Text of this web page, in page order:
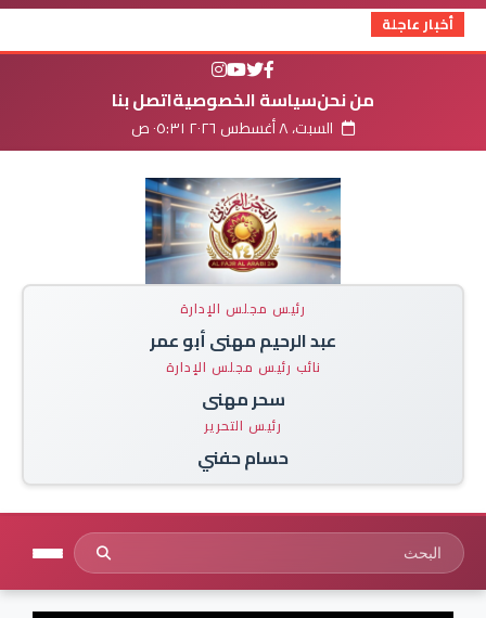
أخبار عاجلة
من نحنسياسة الخصوصيةاتصل بنا
السبت، ٨ أغسطس ٢٠٢٦ ٠٥:٣١ ص
رئيس مجلس الإدارة
عبد الرحيم مهنى أبو عمر
نائب رئيس مجلس الإدارة
سحر مهنى
رئيس التحرير
حسام حفني